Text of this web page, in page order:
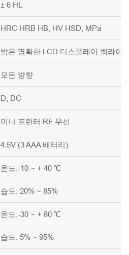
± 6 HL
HRC HRB HB, HV HSD, MPa
밝은 명확한 LCD 디스플레이 백라이
모든 방향
D, DC
미니 프린터 RF 무선
4.5V (3 AAA 배터리)
온도:-10 ~ + 40 ℃
습도: 20% ~ 85%
온도:-30 ~ + 80 ℃
습도: 5% ~ 95%